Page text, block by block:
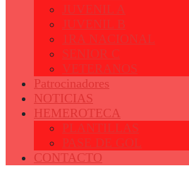
JUVENIL A
JUVENIL B
1RA NACIONAL
SENIOR C
VETERANOS
Patrocinadores
NOTICIAS
HEMEROTECA
PLANTILLAS
PASE DE GOL
CONTACTO